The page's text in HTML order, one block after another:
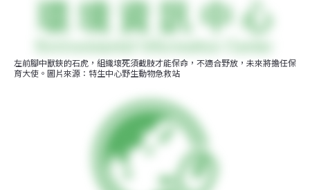
左前腳中獸鋏的石虎，組織壞死須截肢才能保命，不適合野放，未來將擔任保
育大使。圖片來源：特生中心野生動物急救站